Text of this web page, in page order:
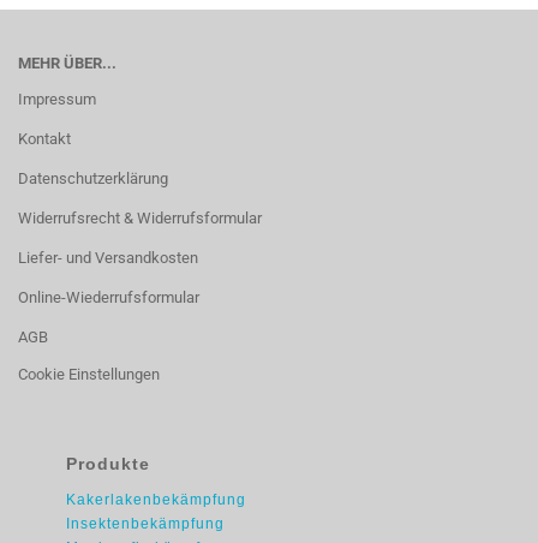
MEHR ÜBER...
Impressum
Kontakt
Datenschutzerklärung
Widerrufsrecht & Widerrufsformular
Liefer- und Versandkosten
Online-Wiederrufsformular
AGB
Cookie Einstellungen
Produkte
Kakerlakenbekämpfung
Insektenbekämpfung